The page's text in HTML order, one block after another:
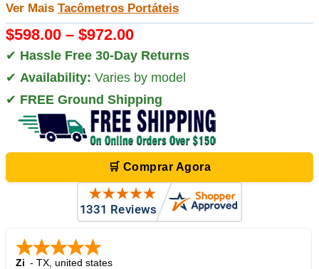
Ver Mais Tacômetros Portáteis
$598.00 – $972.00
✔ Hassle Free 30-Day Returns
✔ Availability: Varies by model
✔ FREE Ground Shipping
🛒 Comprar Agora
Zi - TX, united states